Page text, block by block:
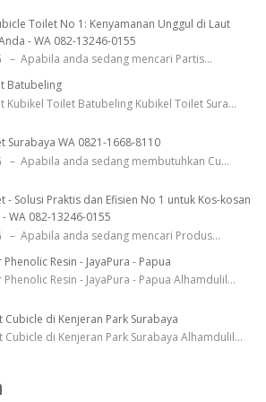
Toilet No 1: Kenyamanan Unggul di Laut
- WA 082-13246-0155
– Apabila anda sedang mencari Partis...
Batubeling
Kubikel Toilet Batubeling Kubikel Toilet Sura...
Surabaya WA 0821-1668-8110
– Apabila anda sedang membutuhkan Cu...
- Solusi Praktis dan Efisien No 1 untuk Kos-kosan
WA 082-13246-0155
– Apabila anda sedang mencari Produs...
Resin - JayaPura - Papua
Resin - JayaPura - Papua Alhamdulil...
Cubicle di Kenjeran Park Surabaya
Cubicle di Kenjeran Park Surabaya Alhamdulil...